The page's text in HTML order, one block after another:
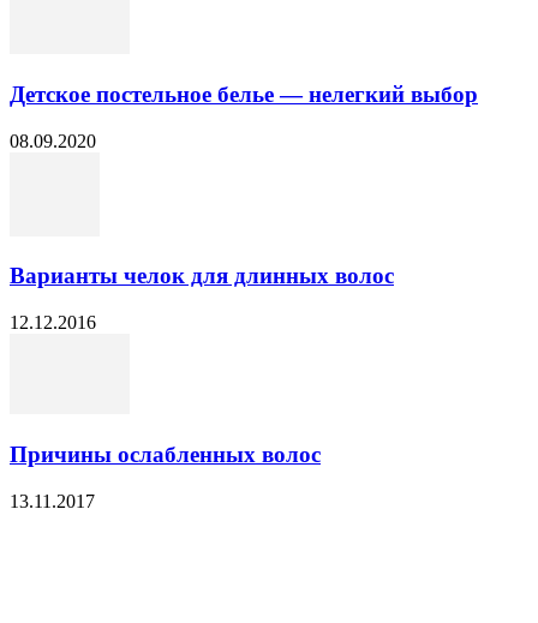
Детское постельное белье — нелегкий выбор
08.09.2020
Варианты челок для длинных волос
12.12.2016
Причины ослабленных волос
13.11.2017